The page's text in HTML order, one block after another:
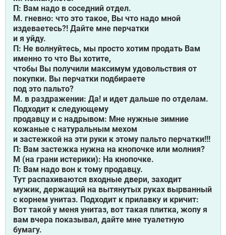
П: Вам надо в соседний отдел.
М. гневно: что это такое, Вы что надо мной
издеваетесь?! Дайте мне перчатки
и я уйду.
П: Не волнуйтесь, мы просто хотим продать Вам
именно то что Вы хотите,
чтобы Вы получили максимум удовольствия от
покупки. Вы перчатки подбираете
под это пальто?
М. в раздражении: Да! и идет дальше по отделам.
Подходит к следующему
продавцу и с надрывом: Мне нужные зимние
кожаные с натуральным мехом
и застежкой на эти руки к этому пальто перчатки!!!
П: Вам застежка нужна на кнопочке или молния?
М (на грани истерики): На кнопочке.
П: Вам надо вон к тому продавцу.
Тут распахиваются входные двери, заходит
мужик, держащий на вытянутых руках вырванный
с корнем унитаз. Подходит к прилавку и кричит:
Вот такой у меня унитаз, вот такая плитка, жопу я
вам вчера показывал, дайте мне туалетную
бумагу.